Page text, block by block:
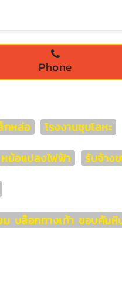
Phone
กหล่อ
โรงงานชุบโลหะ
ม้อแปลงไฟฟ้า
รับจ้าง
บล็อกทางเท้า ขอบคัน